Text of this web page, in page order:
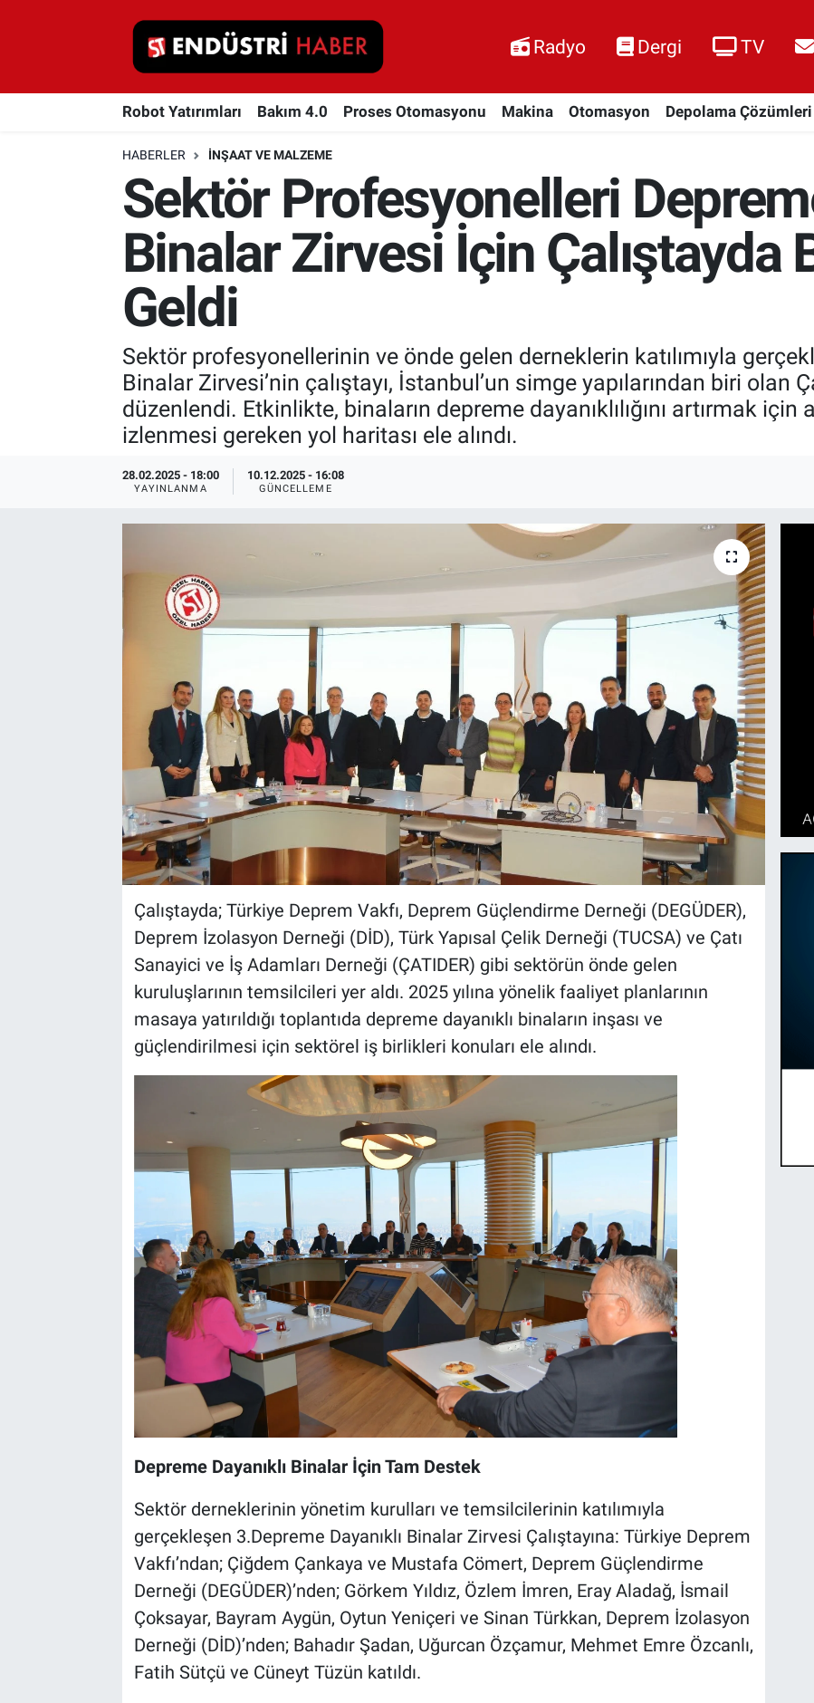
Radyo Dergi TV
Robot Yatırımları Bakım 4.0 Proses Otomasyonu Makina Otomasyon Depolama Çözümleri
HABERLER İNŞAAT VE MALZEME
Sektör Profesyonelleri
Binalar Zirvesi İçin Çalıştayda
Geldi
Sektör profesyonellerinin ve önde gelen derneklerin katılımıyla
Binalar Zirvesi’nin çalıştayı, İstanbul’un simge yapılarından biri olan
düzenlendi. Etkinlikte, binaların depreme dayanıklılığını artırmak için
izlenmesi gereken yol haritası ele alındı.
28.02.2025 - 18:00
YAYINLANMA
10.12.2025 - 16:08
GÜNCELLEME
Çalıştayda; Türkiye Deprem Vakfı, Deprem Güçlendirme Derneği (DEGÜDER),
Deprem İzolasyon Derneği (DİD), Türk Yapısal Çelik Derneği (TUCSA) ve Çatı
Sanayici ve İş Adamları Derneği (ÇATIDER) gibi sektörün önde gelen
kuruluşlarının temsilcileri yer aldı. 2025 yılına yönelik faaliyet planlarının
masaya yatırıldığı toplantıda depreme dayanıklı binaların inşası ve
güçlendirilmesi için sektörel iş birlikleri konuları ele alındı.
Depreme Dayanıklı Binalar İçin Tam Destek
Sektör derneklerinin yönetim kurulları ve temsilcilerinin katılımıyla
gerçekleşen 3.Depreme Dayanıklı Binalar Zirvesi Çalıştayına: Türkiye Deprem
Vakfı’ndan; Çiğdem Çankaya ve Mustafa Cömert, Deprem Güçlendirme
Derneği (DEGÜDER)’nden; Görkem Yıldız, Özlem İmren, Eray Aladağ, İsmail
Çoksayar, Bayram Aygün, Oytun Yeniçeri ve Sinan Türkkan, Deprem İzolasyon
Derneği (DİD)’nden; Bahadır Şadan, Uğurcan Özçamur, Mehmet Emre Özcanlı,
Fatih Sütçü ve Cüneyt Tüzün katıldı.
Robot Yatırımları
Proses Otomasyonu
Otomasyon
Depolama Çözümleri
İnşaat ve Malzeme
HaberOrtak
EndüstriST
Enerjisini Üreten Fabrikalar
Ağır Sanayi Çözümleri